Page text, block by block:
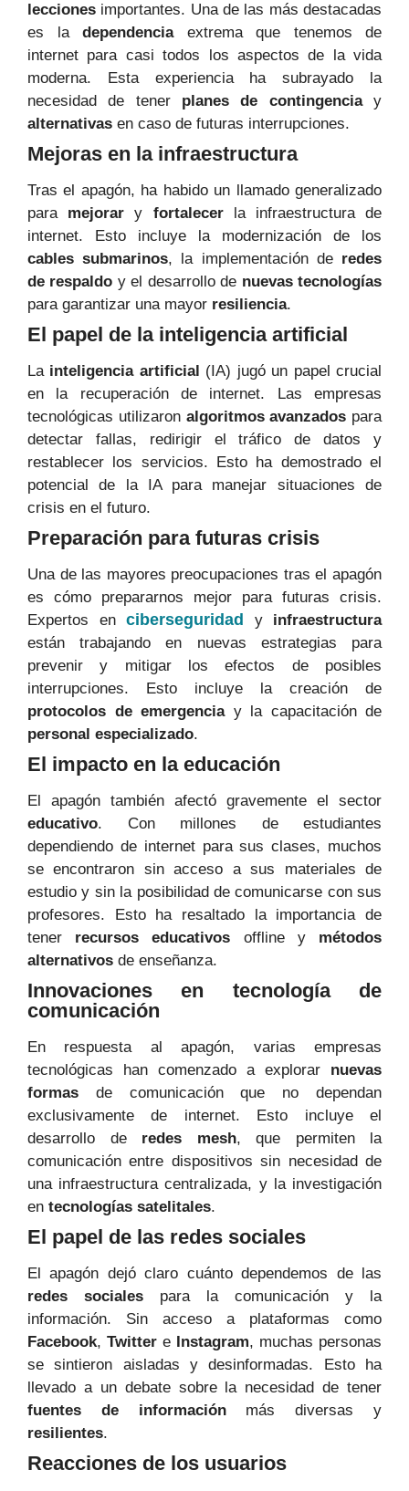
lecciones importantes. Una de las más destacadas
es la dependenciaextrema que tenemos de
internet para casi todos los aspectos de la vida
moderna. Esta experiencia ha subrayado la
necesidad de tener planes de contingenciay
alternativas en caso de futuras interrupciones.
Mejoras en la infraestructura
Tras el apagón, ha habido un llamado generalizado
para mejorar y fortalecerla infraestructura de
internet. Esto incluye la modernización de los
cables submarinos, la implementación de redes
de respaldo y el desarrollo de nuevas tecnologías
para garantizar una mayor resiliencia.
El papel de la inteligencia artificial
La inteligencia artificial (IA) jugó un papel crucial
en la recuperación de internet. Las empresas
tecnológicas utilizaron algoritmos avanzados para
detectar fallas, redirigir el tráfico de datos y
restablecer los servicios. Esto ha demostrado el
potencial de la IA para manejar situaciones de
crisis en el futuro.
Preparación para futuras crisis
Una de las mayores preocupaciones tras el apagón
es cómo prepararnos mejor para futuras crisis.
Expertos en ciberseguridad y infraestructura
están trabajando en nuevas estrategias para
prevenir y mitigar los efectos de posibles
interrupciones. Esto incluye la creación de
protocolos de emergenciay la capacitación de
personal especializado.
El impacto en la educación
El apagón también afectó gravemente el sector
educativo. Con millones de estudiantes
dependiendo de internet para sus clases, muchos
se encontraron sin acceso a sus materiales de
estudio y sin la posibilidad de comunicarse con sus
profesores. Esto ha resaltado la importancia de
tener recursos educativos offline y métodos
alternativos de enseñanza.
Innovaciones en tecnología de
comunicación
En respuesta al apagón, varias empresas
tecnológicas han comenzado a explorar nuevas
formas de comunicación que no dependan
exclusivamente de internet. Esto incluye el
desarrollo de redes mesh, que permiten la
comunicación entre dispositivos sin necesidad de
una infraestructura centralizada, y la investigación
en tecnologías satelitales.
El papel de las redes sociales
El apagón dejó claro cuánto dependemos de las
redes sociales para la comunicación y la
información. Sin acceso a plataformas como
Facebook, Twitter e Instagram, muchas personas
se sintieron aisladas y desinformadas. Esto ha
llevado a un debate sobre la necesidad de tener
fuentes de informaciónmás diversas y
resilientes.
Reacciones de los usuarios